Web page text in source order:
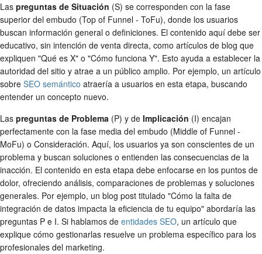
Las preguntas de Situación (S) se corresponden con la fase
superior del embudo (Top of Funnel - ToFu), donde los usuarios
buscan información general o definiciones. El contenido aquí debe ser
educativo, sin intención de venta directa, como artículos de blog que
expliquen "Qué es X" o "Cómo funciona Y". Esto ayuda a establecer la
autoridad del sitio y atrae a un público amplio. Por ejemplo, un artículo
sobre SEO semántico atraería a usuarios en esta etapa, buscando
entender un concepto nuevo.
Las preguntas de Problema (P) y de Implicación (I) encajan
perfectamente con la fase media del embudo (Middle of Funnel -
MoFu) o Consideración. Aquí, los usuarios ya son conscientes de un
problema y buscan soluciones o entienden las consecuencias de la
inacción. El contenido en esta etapa debe enfocarse en los puntos de
dolor, ofreciendo análisis, comparaciones de problemas y soluciones
generales. Por ejemplo, un blog post titulado "Cómo la falta de
integración de datos impacta la eficiencia de tu equipo" abordaría las
preguntas P e I. Si hablamos de entidades SEO, un artículo que
explique cómo gestionarlas resuelve un problema específico para los
profesionales del marketing.